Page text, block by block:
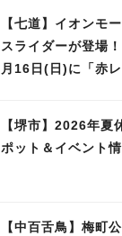
【七道】イオンモ
スライダーが登場
月16日(日)に「赤
【堺市】2026年夏
ポット＆イベント
【中百舌鳥】梅町